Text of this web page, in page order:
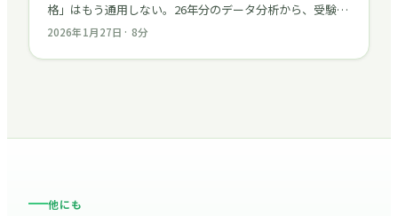
格」はもう通用しない。26年分のデータ分析から、受験者
数30万人突破の背景、相対評価の仕組み、そして40点を目
2026年1月27日 · 8分
他にも